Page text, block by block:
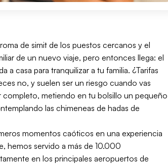
de simit de los puestos cercanos y el
de un nuevo viaje, pero entonces llega: el
a casa para tranquilizar a tu familia. ¿Tarifas
no, y suelen ser un riesgo cuando vas
completo, metiendo en tu bolsillo un pequeño
las chimeneas de hadas de
momentos caóticos en una experiencia
hemos servido a más de 10.000
en los principales aeropuertos de